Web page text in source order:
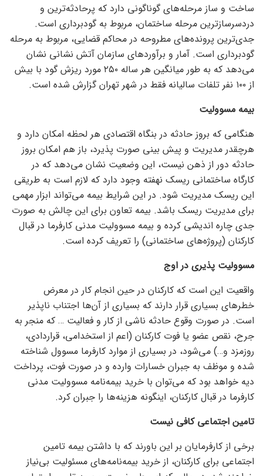
ساخت و ساز مرحله‌های گوناگونی دارد که پرحادثه‌ترین و
دردسرسازترین مرحله ساختمان، مربوط به گودبرداری است.
جدی‌ترین پرونده‌های مطروحه در محاکم قضایی، مربوط به مرحله
گودبرداری است. آمار و برآورد‌های سازمان آتش نشانی نشان
می‌دهد که به طور میانگین هر ساله ۲۵۰ مورد ریزش گود با بیش
از ۱۰۰ نفر تلفات سالیانه فقط در شهر تهران گزارش شده است.
بیمه مسوولیت
هنگامی که بروز حادثه در بنگاه اقتصادی هر لحظه امکان دارد و
هرچقدر مدیریت و پیش بینی صورت پذیرد، باز هم امکان بروز
حادثه دور از ذهن نیست، این وضعیت نشان می‌دهد که در
کارگاه ساختمانی ریسک نهفته وجود دارد که لازم است به طریقی
این ریسک مدیریت شود. در این شرایط بیمه می‌تواند ابزار مهمی
برای مدیریت ریسک باشد. بیمه تعاون برای این چالش به صورت
جدی چاره اندیشی کرده و بیمه مسوولیت مدنی کارفرما در قبال
کارکنان (پروژه‌های ساختمانی) را تعریف کرده است.
مسوولیت پذیری در اوج
واقعیت این است که کارکنان در حین انجام کار در معرض
خطر‌های بسیاری قرار دارند که بسیاری از آن‌ها اجتناب ناپذیر
است. در صورت وقوع حادثه ناشی از کار و فعالیت … که منجر به
جرح، نقص عضو یا فوت کارکنان (اعم از استخدامی، قراردادی،
روزمزد و…) می‌شود، در بسیاری از موارد کارفرما مسوول شناخته
شده و موظف به جبران خسارات وارده و در صورت فوت، پرداخت
دیه خواهد بود که می‌توان با خرید بیمه‌نامه مسوولیت مدنی
کارفرما در قبال کارکنان، اینگونه هزینه‌ها را جبران کرد.
تامین اجتماعی کافی نیست
برخی از کارفرمایان بر این باورند که با داشتن بیمه تامین
اجتماعی برای کارکنان، از خرید بیمه‌نامه‌های مسئولیت بی‌نیاز